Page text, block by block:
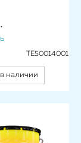
TE50014001
наличии